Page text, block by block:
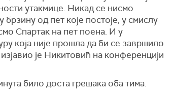
утакмице. Никад се нисмо
од пет које постоје, у смислу
Спартак на пет поена. И у
која није прошла да би се завршило
је Никитовић на конференцији
било доста грешака оба тима.